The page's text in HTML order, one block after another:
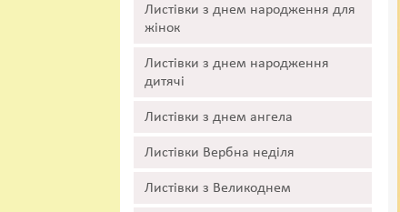
Листівки з днем народження для
жінок
Листівки з днем народження
дитячі
Листівки з днем ангела
Листівки Вербна неділя
Листівки з Великоднем